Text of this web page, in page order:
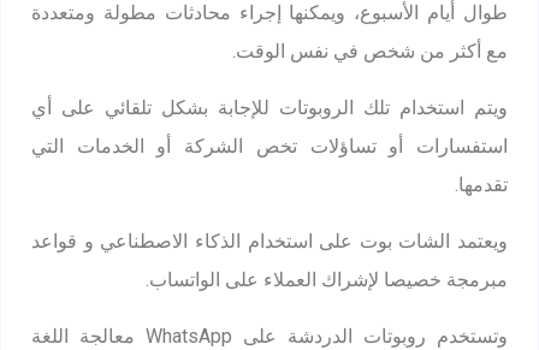
طوال أيام الأسبوع، ويمكنها إجراء محادثات مطولة ومتعددة
مع أكثر من شخص في نفس الوقت.
ويتم استخدام تلك الروبوتات للإجابة بشكل تلقائي على أي
استفسارات أو تساؤلات تخص الشركة أو الخدمات التي
تقدمها.
ويعتمد الشات بوت على استخدام الذكاء الاصطناعي و قواعد
مبرمجة خصيصا لإشراك العملاء على الواتساب.
وتستخدم روبوتات الدردشة على WhatsApp معالجة اللغة